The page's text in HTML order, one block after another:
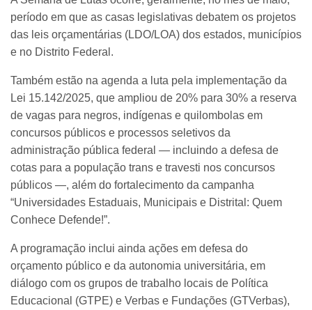
período em que as casas legislativas debatem os projetos
das leis orçamentárias (LDO/LOA) dos estados, municípios
e no Distrito Federal.
Também estão na agenda a luta pela implementação da
Lei 15.142/2025, que ampliou de 20% para 30% a reserva
de vagas para negros, indígenas e quilombolas em
concursos públicos e processos seletivos da
administração pública federal — incluindo a defesa de
cotas para a população trans e travesti nos concursos
públicos —, além do fortalecimento da campanha
“Universidades Estaduais, Municipais e Distrital: Quem
Conhece Defende!”.
A programação inclui ainda ações em defesa do
orçamento público e da autonomia universitária, em
diálogo com os grupos de trabalho locais de Política
Educacional (GTPE) e Verbas e Fundações (GTVerbas),